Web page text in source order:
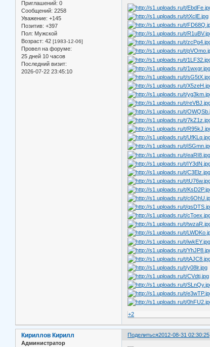
Приглашений: 0
Сообщений: 2258
Уважение: +145
Позитив: +397
Пол: Мужской
Возраст: 42 [1983-12-06]
Провел на форуме:
25 дней 10 часов
Последний визит:
2026-07-22 23:45:10
+2
Поделиться2012-08-31 02:30:25
Кириллов Кирилл
Администратор